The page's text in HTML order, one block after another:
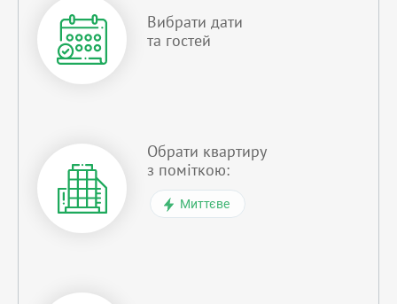
Вибрати дати
та гостей
Обрати квартиру
з поміткою:
Миттєве